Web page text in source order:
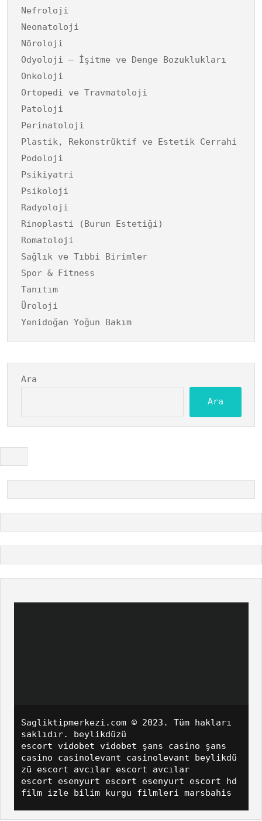
Nefroloji
Neonatoloji
Nöroloji
Odyoloji – İşitme ve Denge Bozuklukları
Onkoloji
Ortopedi ve Travmatoloji
Patoloji
Perinatoloji
Plastik, Rekonstrüktif ve Estetik Cerrahi
Podoloji
Psikiyatri
Psikoloji
Radyoloji
Rinoplasti (Burun Estetiği)
Romatoloji
Sağlık ve Tıbbi Birimler
Spor & Fitness
Tanıtım
Üroloji
Yenidoğan Yoğun Bakım
Ara
Ara
Sagliktipmerkezi.com© 2023. Tüm hakları
saklıdır.
beylikdüzü
escort
vidobet vidobet şans casino
şans
casino
casinolevant casinolevant
beylikdü
zü escort
avcılar escort
avcılar
escort
esenyurt escort esenyurt escort
hd
film izle
bilim kurgu filmleri marsbahis